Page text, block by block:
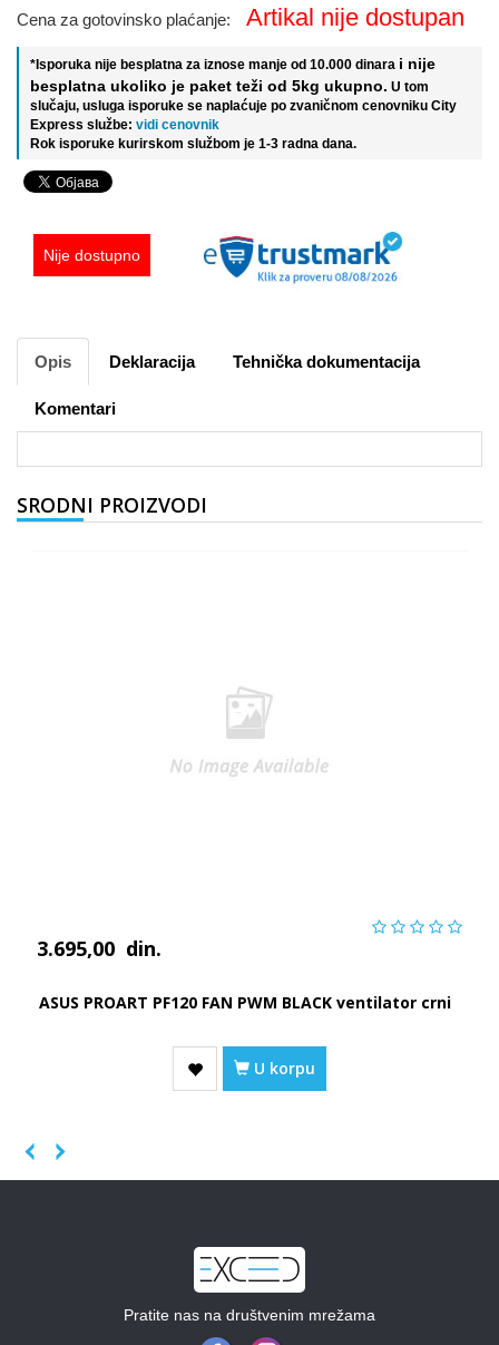
Cena za gotovinsko plaćanje:
Artikal nije dostupan
*Isporuka nije besplatna za iznose manje od 10.000 dinara i nije
besplatna ukoliko je paket teži od 5kg ukupno. U tom
slučaju, usluga isporuke se naplaćuje po zvaničnom cenovniku City
Express službe: vidi cenovnik
Rok isporuke kurirskom službom je 1-3 radna dana.
Nije dostupno
Opis Deklaracija Tehnička dokumentacija
Komentari
SRODNI PROIZVODI
3.695,00 din.
ASUS PROART PF120 FAN PWM BLACK ventilator crni
U korpu
Pratite nas na društvenim mrežama